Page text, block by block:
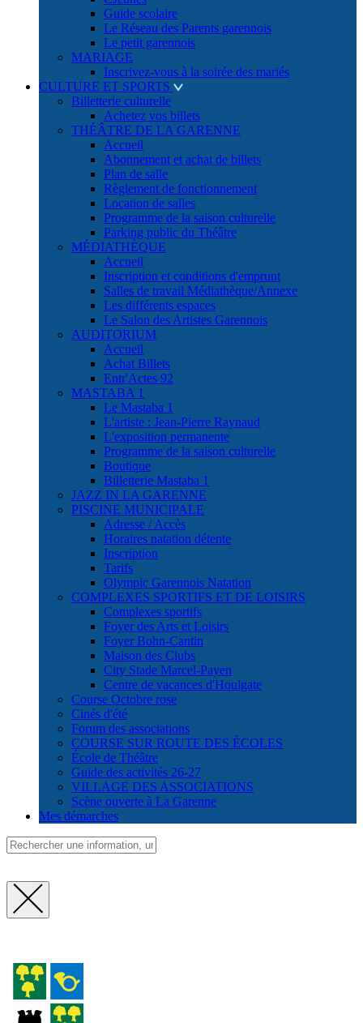
Guide scolaire
Le Réseau des Parents garennois
Le petit garennois
MARIAGE
Inscrivez-vous à la soirée des mariés
CULTURE ET SPORTS
Billetterie culturelle
Achetez vos billets
THÉÂTRE DE LA GARENNE
Accueil
Abonnement et achat de billets
Plan de salle
Règlement de fonctionnement
Location de salles
Programme de la saison culturelle
Parking public du Théâtre
MÉDIATHÈQUE
Accueil
Inscription et conditions d'emprunt
Salles de travail Médiathèque/Annexe
Les différents espaces
Le Salon des Artistes Garennois
AUDITORIUM
Accueil
Achat Billets
Entr'Actes 92
MASTABA 1
Le Mastaba 1
L'artiste : Jean-Pierre Raynaud
L'exposition permanente
Programme de la saison culturelle
Boutique
Billetterie Mastaba 1
JAZZ IN LA GARENNE
PISCINE MUNICIPALE
Adresse / Accès
Horaires natation détente
Inscription
Tarifs
Olympic Garennois Natation
COMPLEXES SPORTIFS ET DE LOISIRS
Complexes sportifs
Foyer des Arts et Loisirs
Foyer Bohn-Cantin
Maison des Clubs
City Stade Marcel-Payen
Centre de vacances d'Houlgate
Course Octobre rose
Cinés d'été
Forum des associations
COURSE SUR ROUTE DES ÉCOLES
École de Théâtre
Guide des activités 26-27
VILLAGE DES ASSOCIATIONS
Scène ouverte à La Garenne
Mes démarches
Fermer